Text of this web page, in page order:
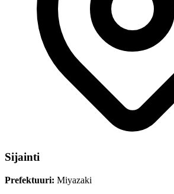
Sijainti
Prefektuuri: Miyazaki